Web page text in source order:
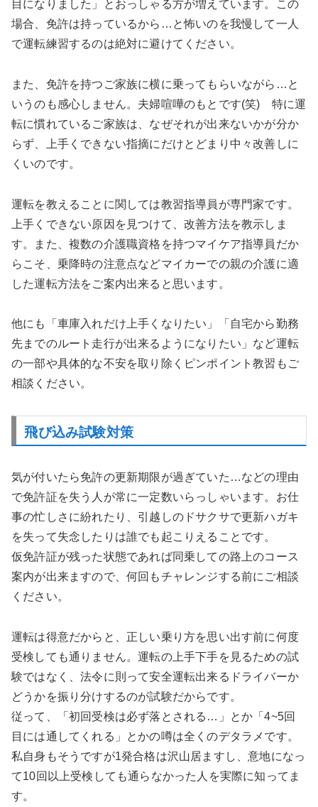
目になりました」とおっしゃる方が増えています。この
場合、免許は持っているから…と怖いのを我慢して一人
で運転練習するのは絶対に避けてください。
また、免許を持つご家族に横に乗ってもらいながら…と
いうのも感心しません。夫婦喧嘩のもとです(笑) 特に運
転に慣れているご家族は、なぜそれが出来ないかが分か
らず、上手くできない指摘にだけとどまり中々改善しに
くいのです。
運転を教えることに関しては教習指導員が専門家です。
上手くできない原因を見つけて、改善方法を教示しま
す。また、複数の介護職資格を持つマイケア指導員だか
らこそ、乗降時の注意点などマイカーでの親の介護に適
した運転方法をご案内出来ると思います。
他にも「車庫入れだけ上手くなりたい」「自宅から勤務
先までのルート走行が出来るようになりたい」など運転
の一部や具体的な不安を取り除くピンポイント教習もご
相談ください。
飛び込み試験対策
気が付いたら免許の更新期限が過ぎていた…などの理由
で免許証を失う人が常に一定数いらっしゃいます。お仕
事の忙しさに紛れたり、引越しのドサクサで更新ハガキ
を失って失念したりは誰でも起こりえることです。
仮免許証が残った状態であれば同乗しての路上のコース
案内が出来ますので、何回もチャレンジする前にご相談
ください。
運転は得意だからと、正しい乗り方を思い出す前に何度
受検しても通りません。運転の上手下手を見るための試
験ではなく、法令に則って安全運転出来るドライバーか
どうかを振り分けするのが試験だからです。
従って、「初回受検は必ず落とされる…」とか「4~5回
目には通してくれる」とかの噂は全くのデタラメです。
私自身もそうですが1発合格は沢山居ますし、意地になっ
て10回以上受検しても通らなかった人を実際に知ってま
す。